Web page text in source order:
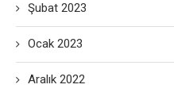
Şubat 2023
Ocak 2023
Aralık 2022